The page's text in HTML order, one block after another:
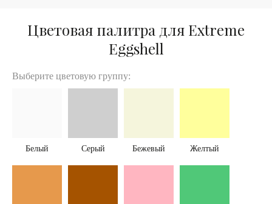
Цветовая палитра для Extreme
Eggshell
Выберите цветовую группу:
Белый Серый Бежевый Желтый